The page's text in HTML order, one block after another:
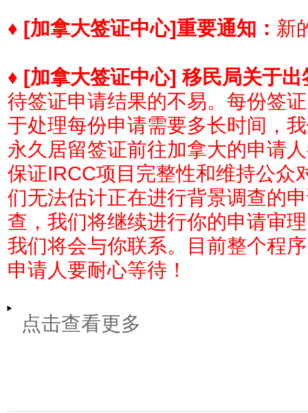
♦ [加拿大签证中心]重要通知： 新
♦ [加拿大签证中心] 移民局关于
待签证申请结果的不易。每份签
于处理每份申请需要多长时间，
永久居留签证前往加拿大的申请
保证IRCC项目完整性和维持公众
们无法估计正在进行背景调查的
查，我们将继续进行你的申请审
我们将会与你联系。目前整个程
申请人要耐心等待！
点击查看更多